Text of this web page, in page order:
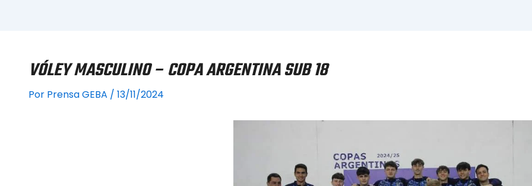
VÓLEY MASCULINO – COPA ARGENTINA SUB 18
Por Prensa GEBA / 13/11/2024